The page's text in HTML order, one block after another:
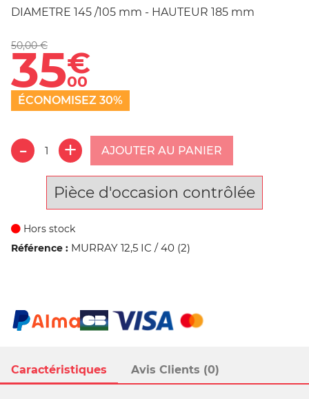
Caractéristiques Avis Clients (0)
DIAMETRE 145 /105 mm - HAUTEUR 185 mm
50,00 €
35€
00
ÉCONOMISEZ 30%
AJOUTER AU PANIER
Pièce d'occasion contrôlée
Hors stock
Référence : MURRAY 12,5 IC / 40 (2)